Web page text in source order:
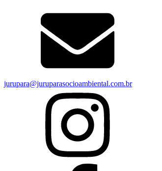
jurupara@juruparasocioambiental.com.br